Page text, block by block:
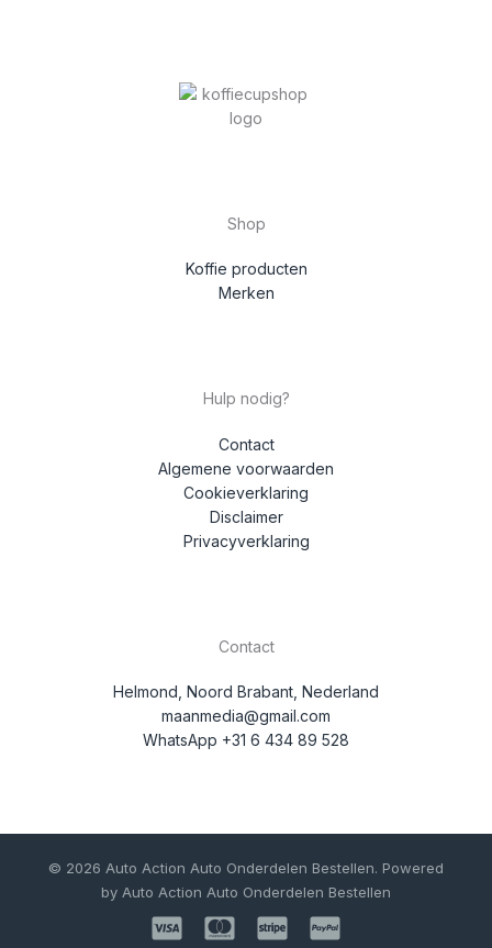
Shop
Koffie producten
Merken
Hulp nodig?
Contact
Algemene voorwaarden
Cookieverklaring
Disclaimer
Privacyverklaring
Contact
Helmond, Noord Brabant, Nederland
maanmedia@gmail.com
WhatsApp +31 6 434 89 528
© 2026 Auto Action Auto Onderdelen Bestellen. Powered
by Auto Action Auto Onderdelen Bestellen